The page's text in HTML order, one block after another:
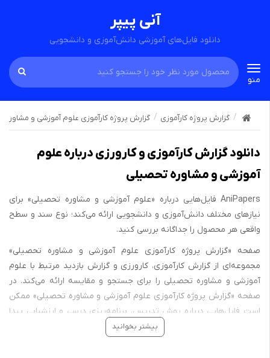
آنی پیپر
دانلود فایل‌های آموزشی دانش‌آموزی و دانشجویی
Toggle
navigation
منو
گزارش پروژه کارآموزی گزارش پروژه کارآموزی علوم آموزشی و
دانلود گزارش کارآموزی و کارورزی درباره علوم
آموزشی و مشاوره تحصیلی
AniPapers فایل‌هایی درباره «علوم آموزشی و مشاوره تحصیلی» برای
نیازهای مختلف دانش‌آموزی و دانشجویی ارائه می‌کند؛ نوع سند و سطح
واقعی هر محصول را جداگانه بررسی کنید.
صفحه «گزارش پروژه کارآموزی علوم آموزشی و مشاوره تحصیلی»
مجموعه‌ای از گزارش کارآموزی، کارورزی و گزارش بازدید مرتبط با علوم
آموزشی و مشاوره تحصیلی را برای جستجو و مقایسه ارائه می‌کند. در
صفحه «گزارش پروژه کارآموزی علوم آموزشی و مشاوره تحصیلی» ممکن
است فایل‌هایی درباره روش تدریس، برنامه‌ریزی درسی و ارزشیابی پیدا
شود. فایل‌های Word صفحه «گزارش پروژه کارآموزی علوم آموزشی و
بیشتر بخوانید